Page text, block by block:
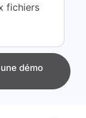
fichiers
démo